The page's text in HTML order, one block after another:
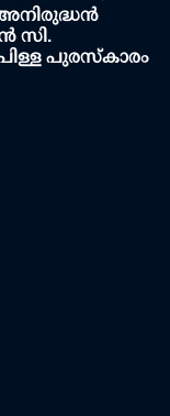
അനിരുദ്ധന്‍
സി.
പുരസ്‌കാരം